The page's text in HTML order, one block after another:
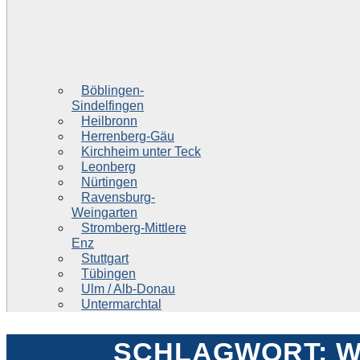
Böblingen-
Sindelfingen
Heilbronn
Herrenberg-Gäu
Kirchheim unter Teck
Leonberg
Nürtingen
Ravensburg-
Weingarten
Stromberg-Mittlere
Enz
Stuttgart
Tübingen
Ulm / Alb-Donau
Untermarchtal
SCHLAGWORT: